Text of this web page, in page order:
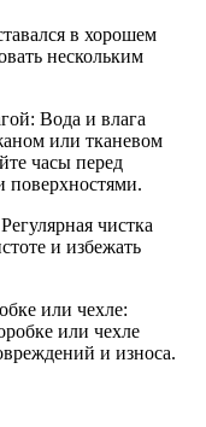
в хорошем
нескольким
Вода и влага
или тканевом
часы перед
поверхностями.
чистка
и избежать
или чехле:
или чехле
и износа.